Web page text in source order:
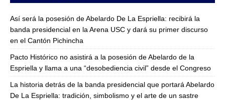
Así será la posesión de Abelardo De La Espriella: recibirá la
banda presidencial en la Arena USC y dará su primer discurso
en el Cantón Pichincha
Pacto Histórico no asistirá a la posesión de Abelardo de la
Espriella y llama a una “desobediencia civil” desde el Congreso
La historia detrás de la banda presidencial que portará Abelardo
De La Espriella: tradición, simbolismo y el arte de un sastre